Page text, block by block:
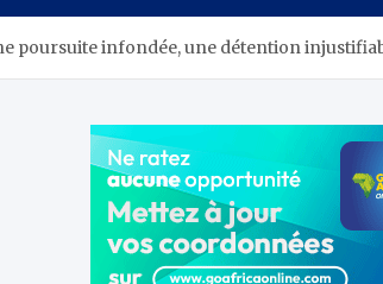
poursuite infondée, une détention